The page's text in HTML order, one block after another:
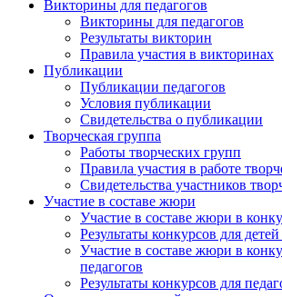
Викторины для педагогов
Викторины для педагогов
Результаты викторин
Правила участия в викторинах
Публикации
Публикации педагогов
Условия публикации
Свидетельства о публикации
Творческая группа
Работы творческих групп
Правила участия в работе
Свидетельства участников
Участие в составе жюри
Участие в составе жюри в
Результаты конкурсов для
Участие в составе жюри в
педагогов
Результаты конкурсов для